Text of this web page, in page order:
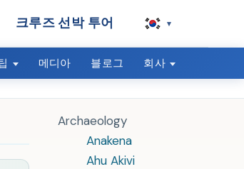
크루즈 선박 투어 ▾
메디아 블로그 회사
Archaeology
Anakena
Ahu Akivi